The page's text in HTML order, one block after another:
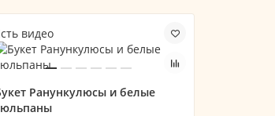
видео
Ранункулюсы и белые